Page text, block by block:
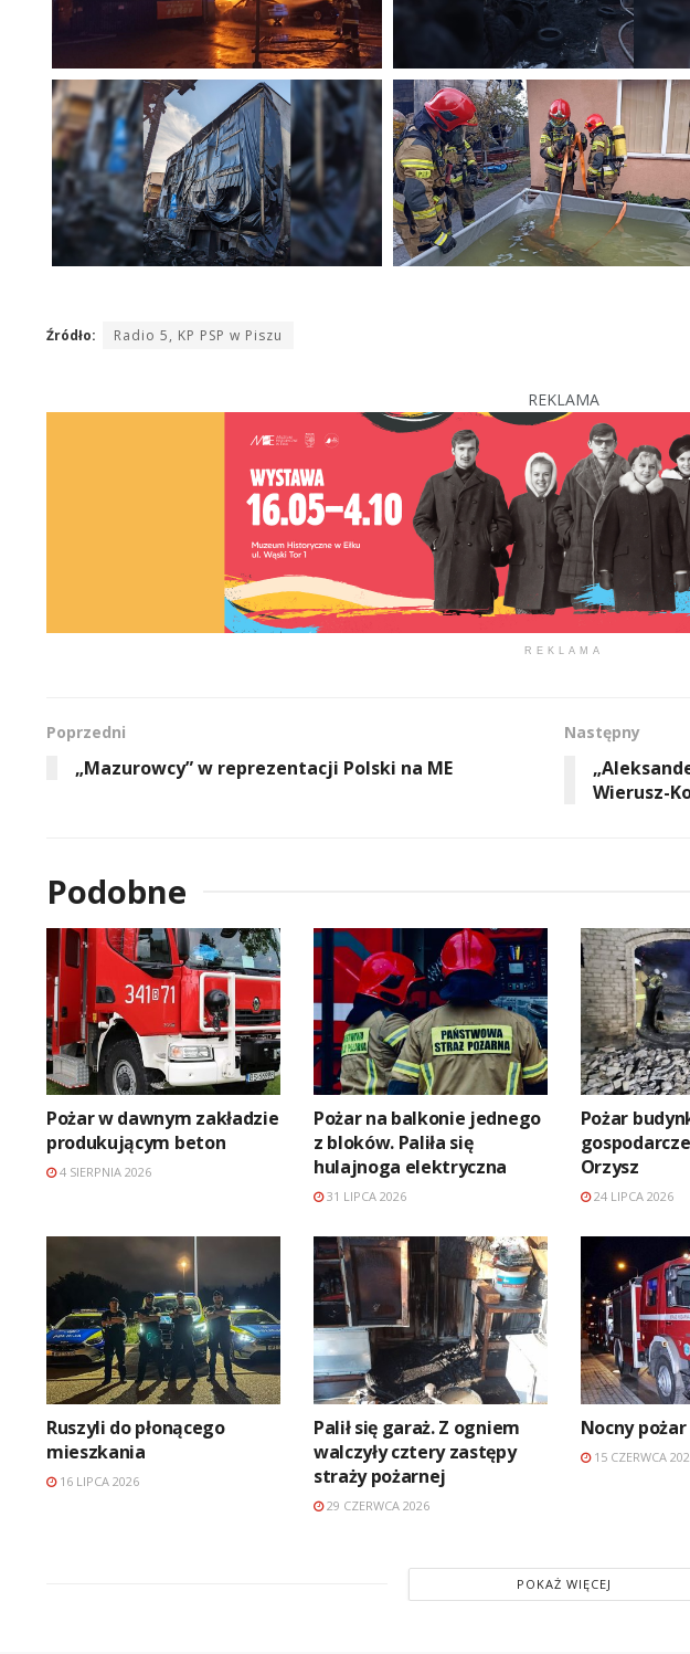
Źródło: Radio 5, KP PSP w Piszu
REKLAMA
REKLAMA
Poprzedni
„Mazurowcy” w reprezentacji Polski na ME
Następny
Wierusz-
Podobne
Pożar w dawnym zakładzie
produkującym beton
4 SIERPNIA 2026
Pożar na balkonie jednego
z bloków. Paliła się
hulajnoga elektryczna
31 LIPCA 2026
Pożar
Orzysz
24 LIPCA 2026
Ruszyli do płonącego
mieszkania
16 LIPCA 2026
Palił się garaż. Z ogniem
walczyły cztery zastępy
straży pożarnej
29 CZERWCA 2026
Nocny
15 CZERWCA
POKAŻ WIĘCEJ